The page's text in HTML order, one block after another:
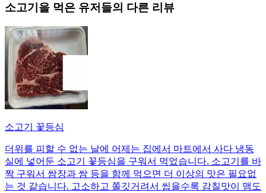
소고기 을 먹은 유저들의 다른 리뷰
소고기 꽃등심
더위를 피할 수 없는 날에 어제는 집에서 마트에서 사다 냉동
실에 넣어둔 소고기 꽃등심을 구워서 먹었습니다. 소고기를 바
짝 구워서 쌈장과 쌈 등을 함께 먹으면 더 이상의 맛은 필요없
는 것 같습니다. 고소하고 쫄깃거려서 씹을수록 감칠맛이 맴도